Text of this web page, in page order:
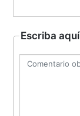
Escriba